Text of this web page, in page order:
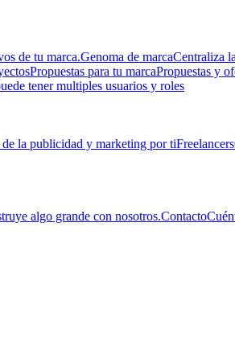
de tu marca.Genoma de marcaCentraliza
Propuestas para tu marcaPropuestas y
tener multiples usuarios y roles
de la publicidad y marketing por tiFreelancers
algo grande con nosotros.Contacto